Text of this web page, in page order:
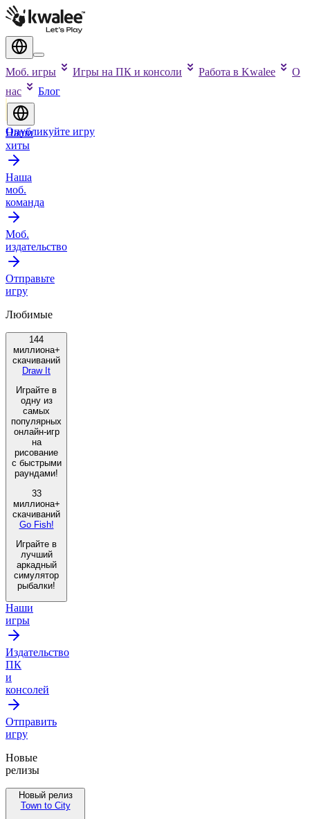
Моб. игры Игры на ПК и консоли Работа в Kwalee
О
нас
Блог
Опубликуйте игру
Наши
хиты
Наша
моб.
команда
Моб.
издательство
Отправьте
игру
Любимые
144
миллиона+
скачиваний
Draw It
Играйте в
одну из
самых
популярных
онлайн-игр
на
рисование
с быстрыми
раундами!
33
миллиона+
скачиваний
Go Fish!
Играйте в
лучший
аркадный
симулятор
рыбалки!
Наши
игры
Издательство
ПК
и
консолей
Отправить
игру
Новые
релизы
Новый релиз
Town to City